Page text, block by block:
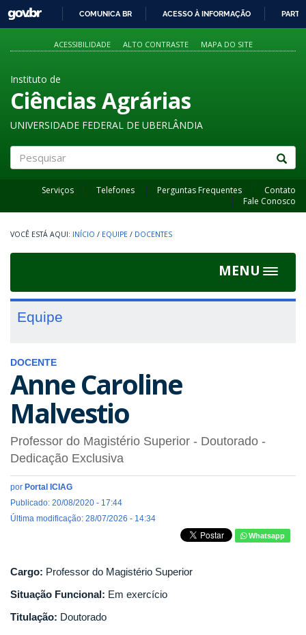
PARA
O
GOVBR
COMUNICA BR ACESSO À INFORMAÇÃO
ACESSIBILIDADE ALTO CONTRASTE MAPA DO SITE
Instituto de
Ciências Agrárias
UNIVERSIDADE FEDERAL DE UBERLÂNDIA
Serviços Telefones Perguntas Frequentes
Contato
Fale Conosco
INÍCIO / EQUIPE / DOCENTES
MENU
Toggle
Equipe
DOCENTE
Anne Caroline
Malvestio
Professor do Magistério Superior - Doutorado -
Dedicação Exclusiva
por Portal ICIAG
Publicado: 20/08/2020 - 17:44
Última modificação: 28/07/2026 - 14:34
Whatsapp
Cargo: Professor do Magistério Superior
Situação Funcional: Em exercício
Titulação: Doutorado